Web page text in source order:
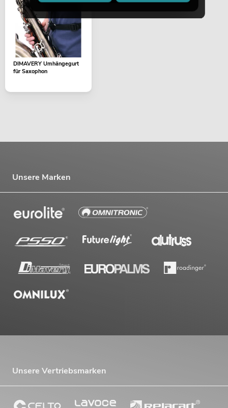
DIMAVERY Umhängegurt
für Saxophon
Unsere Marken
Unsere Vertriebsmarken